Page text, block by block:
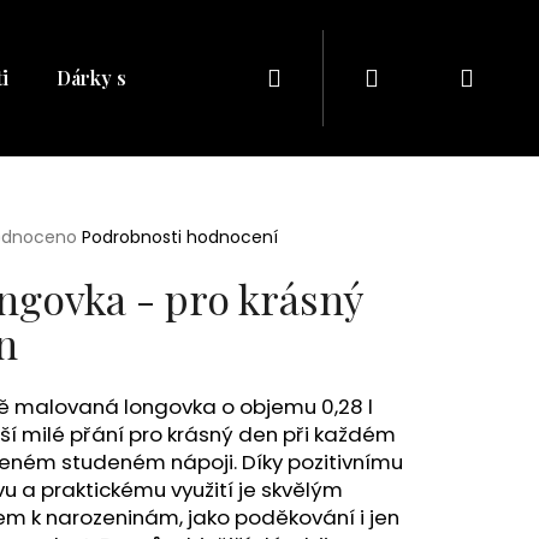
Dárky s naším potiskem Dárkové balíčky
Přihlášení
Podrobnosti hodnocení
- pro krásný
malovaná longovka o objemu 0,28 l
milé přání pro krásný den při každém
studeném nápoji. Díky pozitivnímu
a praktickému využití je skvělým
k narozeninám, jako poděkování i jen
Následující